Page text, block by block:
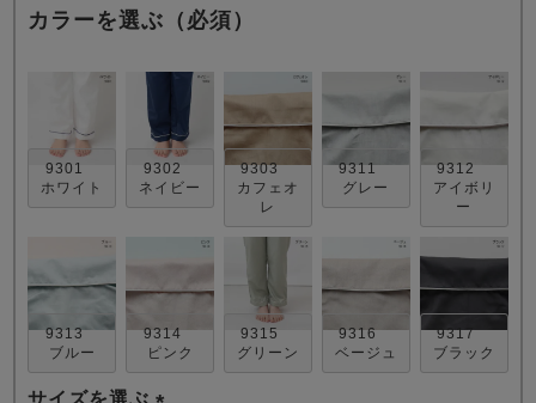
売れ筋ランキング
新着商品
- New Arrival -
すべてのデザインのパジャマ一覧はこちら
カラーを選ぶ（必須）
9301
ホワイト
9302
ネイビー
9303
カフェオ
レ
9311
グレー
9312
アイボリ
ー
9313
ブルー
9314
ピンク
9315
グリーン
9316
ベージュ
9317
ブラック
サイズを選ぶ